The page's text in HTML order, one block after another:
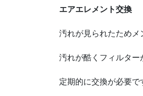
エアエレメント交換
汚れが見られたためメ
汚れが酷くフィルタ
定期的に交換が必要で